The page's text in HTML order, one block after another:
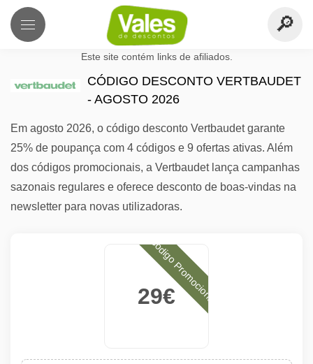
Este site contém links de afiliados.
CÓDIGO DESCONTO VERTBAUDET
- AGOSTO 2026
Em agosto 2026, o código desconto Vertbaudet garante
25% de poupança com 4 códigos e 9 ofertas ativas. Além
dos códigos promocionais, a Vertbaudet lança campanhas
sazonais regulares e oferece desconto de boas-vindas na
newsletter para novas utilizadoras.
29€
Código Promocional